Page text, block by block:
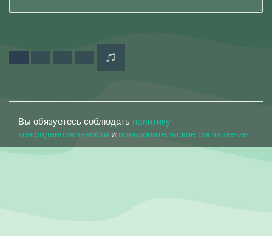
Вы обязуетесь соблюдать политику
конфиденциальности и пользовательское соглашение